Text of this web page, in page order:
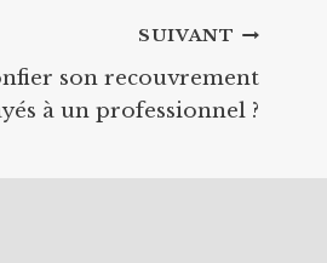
SUIVANT
son recouvrement
à un professionnel ?